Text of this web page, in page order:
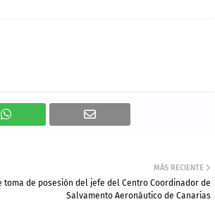
MÁS RECIENTE
toma de posesión del jefe del Centro Coordinador de
Salvamento Aeronáutico de Canarias